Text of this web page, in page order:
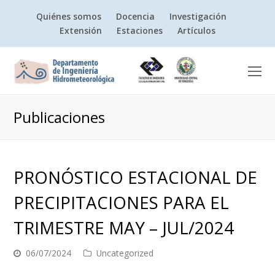
Quiénes somos Docencia
Investigación
Extensión
Estaciones Artículos
Publicaciones
PRONÓSTICO ESTACIONAL DE
PRECIPITACIONES PARA EL
TRIMESTRE MAY – JUL/2024
06/07/2024 Uncategorized